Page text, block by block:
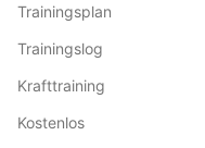
Trainingsplan
Trainingslog
Krafttraining
Kostenlos